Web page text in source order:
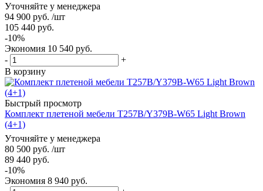
Уточняйте у менеджера
94 900 руб. /шт
105 440 руб.
-10%
Экономия 10 540 руб.
-
+
В корзину
Быстрый просмотр
Комплект плетеной мебели T257B/Y379B-W65 Light Brown
(4+1)
Уточняйте у менеджера
80 500 руб. /шт
89 440 руб.
-10%
Экономия 8 940 руб.